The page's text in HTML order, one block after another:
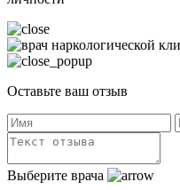
Оставьте ваш отзыв
Выберите врача